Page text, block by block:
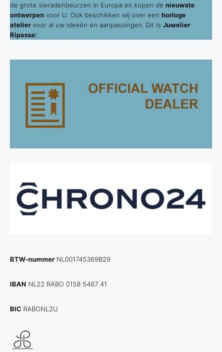
de grote sieradenbeurzen in Europa en kopen de nieuwste
ontwerpen voor U. Ook beschikken wij over een horloge
atelier voor al uw ideeën en aanpassingen. Dit is Juwelier
Ripassa!
BTW-nummer NL001745369B29
IBAN NL22 RABO 0158 5467 41
BIC RABONL2U